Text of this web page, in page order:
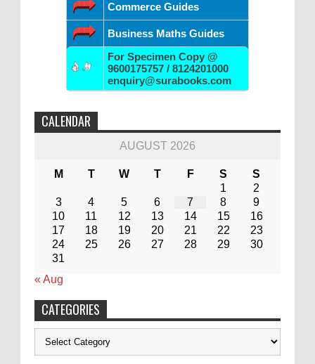
Commerce Guides
Business Maths Guides
For Specimen Copy @
9600175757 / 8124201000
enquiry@surabooks.com
CALENDAR
AUGUST 2026
M T W T F S
S
1
2
3
4 5 6 7 8
9
10
11 12 13 14 15
16
17
18 19 20 21 22
23
24
25 26 27 28 29
30
31
« Aug
CATEGORIES
Categories